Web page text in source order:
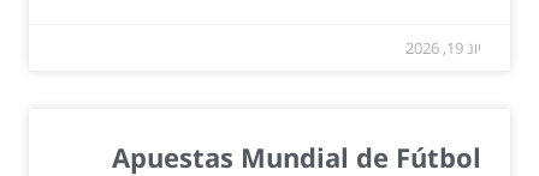
יונ 19, 2026
Apuestas Mundial de Fútbol